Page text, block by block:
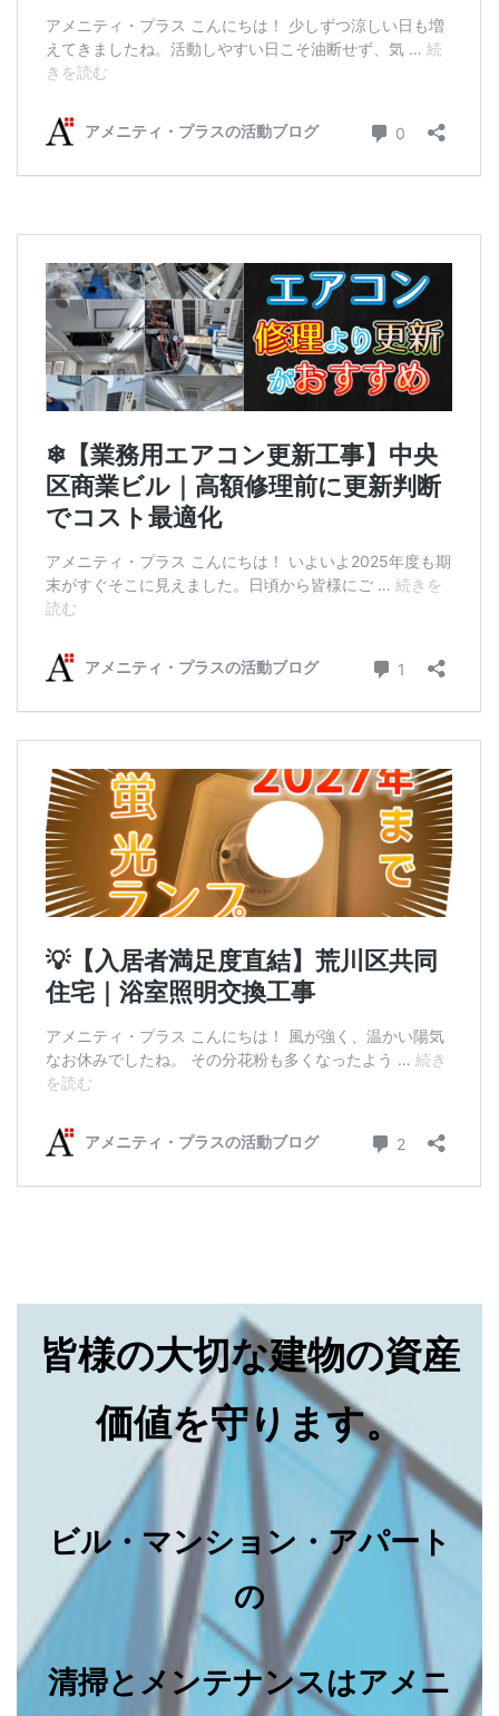
皆様の大切な建物の資産
価値を守ります。
ビル・マンション・アパート
の
清掃とメンテナンスはアメニ